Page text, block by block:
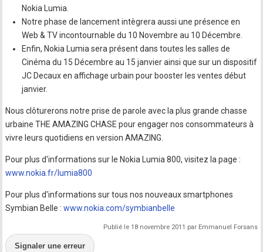
Nokia Lumia.
Notre phase de lancement intègrera aussi une présence en
Web & TV incontournable du 10 Novembre au 10 Décembre.
Enfin, Nokia Lumia sera présent dans toutes les salles de
Cinéma du 15 Décembre au 15 janvier ainsi que sur un dispositif
JC Decaux en affichage urbain pour booster les ventes début
janvier.
Nous clôturerons notre prise de parole avec la plus grande chasse
urbaine THE AMAZING CHASE pour engager nos consommateurs à
vivre leurs quotidiens en version AMAZING.
Pour plus d'informations sur le Nokia Lumia 800, visitez la page :
www.nokia.fr/lumia800
Pour plus d'informations sur tous nos nouveaux smartphones
Symbian Belle :www.nokia.com/symbianbelle
Publié le 18 novembre 2011 par Emmanuel Forsans
Signaler une erreur